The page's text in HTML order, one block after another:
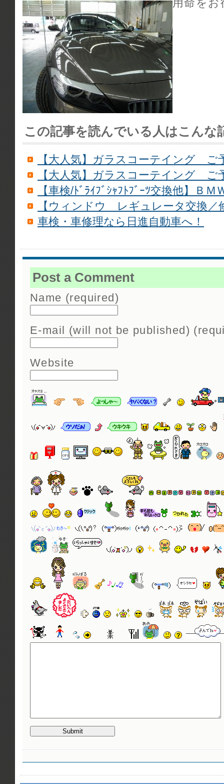
用命を
この記事を読んでいる人はこんな
【大人気】ガラスコーテイング ご
【大人気】ガラスコーテイング ご
【車検/ﾄﾞﾗｲﾌﾞｼｬﾌﾄﾌﾞｰﾂ交換他】Ｂ
【ウィンドウ レギュレータ交換／
車検・車修理なら日進自動車へ！
Post a Comment
Name (required)
E-mail (will not be published)
Website